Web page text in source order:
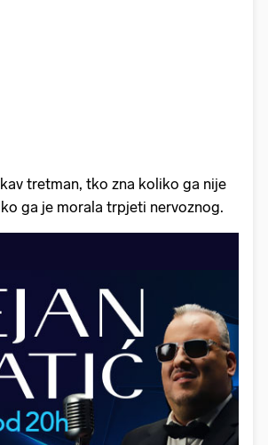
tretman, tko zna koliko ga nije
ga je morala trpjeti nervoznog.